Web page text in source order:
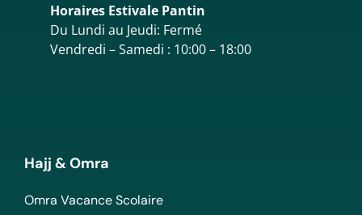
Horaires Estivale Pantin
Du Lundi au Jeudi: Fermé
Vendredi – Samedi : 10:00 – 18:00
Hajj & Omra
Omra Vacance Scolaire